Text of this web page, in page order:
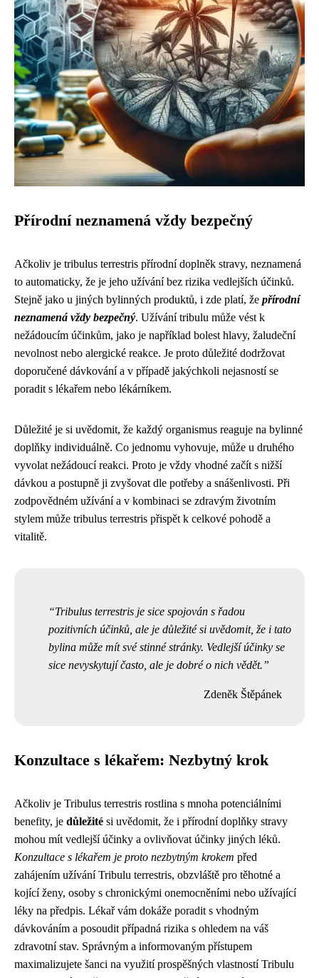
Přírodní neznamená vždy bezpečný
Ačkoliv je tribulus terrestris přírodní doplněk stravy, neznamená
to automaticky, že je jeho užívání bez rizika vedlejších účinků.
Stejně jako u jiných bylinných produktů, i zde platí, že přírodní
neznamená vždy bezpečný. Užívání tribulu může vést k
nežádoucím účinkům, jako je například bolest hlavy, žaludeční
nevolnost nebo alergické reakce. Je proto důležité dodržovat
doporučené dávkování a v případě jakýchkoli nejasností se
poradit s lékařem nebo lékárníkem.
Důležité je si uvědomit, že každý organismus reaguje na bylinné
doplňky individuálně. Co jednomu vyhovuje, může u druhého
vyvolat nežádoucí reakci. Proto je vždy vhodné začít s nižší
dávkou a postupně ji zvyšovat dle potřeby a snášenlivosti. Při
zodpovědném užívání a v kombinaci se zdravým životním
stylem může tribulus terrestris přispět k celkové pohodě a
vitalitě.
Tribulus terrestris je sice spojován s řadou
pozitivních účinků, ale je důležité si uvědomit, že i tato
bylina může mít své stinné stránky. Vedlejší účinky se
sice nevyskytují často, ale je dobré o nich vědět.
Zdeněk Štěpánek
Konzultace s lékařem: Nezbytný krok
Ačkoliv je Tribulus terrestris rostlina s mnoha potenciálními
benefity, je důležité si uvědomit, že i přírodní doplňky stravy
mohou mít vedlejší účinky a ovlivňovat účinky jiných léků.
Konzultace s lékařem je proto nezbytným krokem před
zahájením užívání Tribulu terrestris, obzvláště pro těhotné a
kojící ženy, osoby s chronickými onemocněními nebo užívající
léky na předpis. Lékař vám dokáže poradit s vhodným
dávkováním a posoudit případná rizika s ohledem na váš
zdravotní stav. Správným a informovaným přístupem
maximalizujete šanci na využití prospěšných vlastností Tribulu